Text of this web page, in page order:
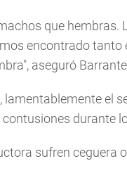
que hembras.
encontrado tanto
aseguró
el
durante
sufren ceguera